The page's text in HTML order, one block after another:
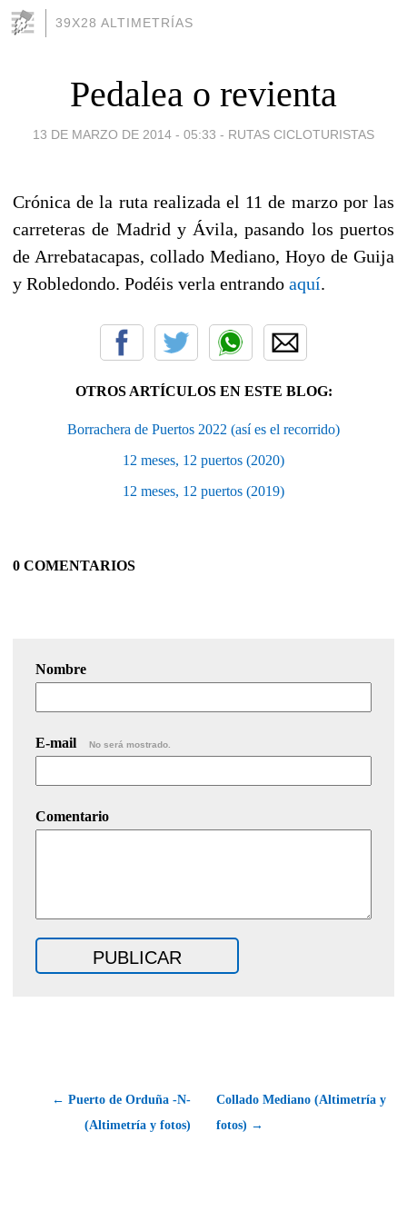
39X28 ALTIMETRÍAS
Pedalea o revienta
13 DE MARZO DE 2014 - 05:33 - RUTAS CICLOTURISTAS
Crónica de la ruta realizada el 11 de marzo por las
carreteras de Madrid y Ávila, pasando los puertos
de Arrebatacapas, collado Mediano, Hoyo de Guija
y Robledondo. Podéis verla entrando aquí.
OTROS ARTÍCULOS EN ESTE BLOG:
Borrachera de Puertos 2022 (así es el recorrido)
12 meses, 12 puertos (2020)
12 meses, 12 puertos (2019)
0 COMENTARIOS
Nombre
E-mail No será mostrado.
Comentario
← Puerto de Orduña -N-
(Altimetría y fotos)
Collado Mediano (Altimetría y
fotos) →